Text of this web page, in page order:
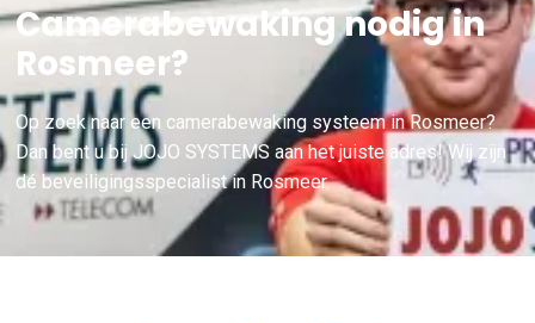
Camerabewaking nodig in
Rosmeer?
Op zoek naar een camerabewaking systeem in Rosmeer?
Dan bent u bij JOJO SYSTEMS aan het juiste adres! Wij zijn
dé beveiligingsspecialist in Rosmeer.